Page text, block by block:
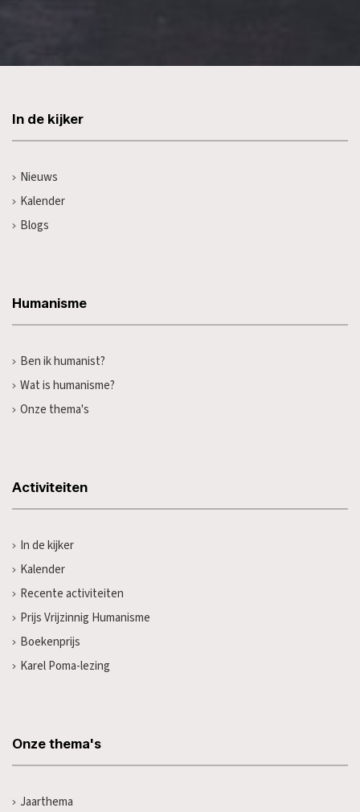
In de kijker
Nieuws
Kalender
Blogs
Humanisme
Ben ik humanist?
Wat is humanisme?
Onze thema's
Activiteiten
In de kijker
Kalender
Recente activiteiten
Prijs Vrijzinnig Humanisme
Boekenprijs
Karel Poma-lezing
Onze thema's
Jaarthema